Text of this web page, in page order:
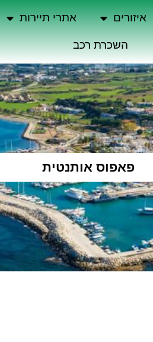
איזורים אתרי תיירות
השכרת רכב
פאפוס אותנטית